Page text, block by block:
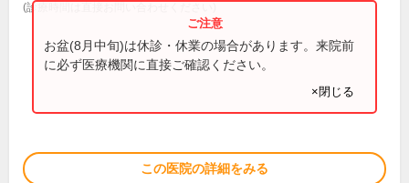
(診療時間は直接お問い合わせください)
お盆(8月中旬)は休診・休業の場合があります。来院前
に必ず医療機関に直接ご確認ください。
×閉じる
この医院の詳細をみる